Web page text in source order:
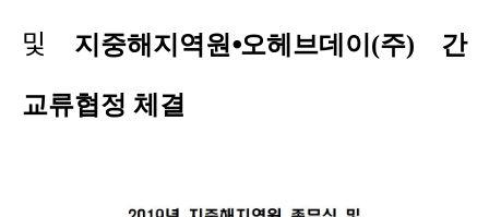
및
지중해지역원 ⦁오헤브데이 (주) 간
교류협정 체결